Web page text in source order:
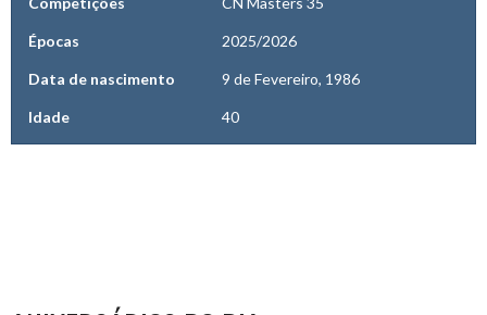
Épocas 2025/2026
Data de nascimento 9 de Fevereiro, 1986
Idade 40